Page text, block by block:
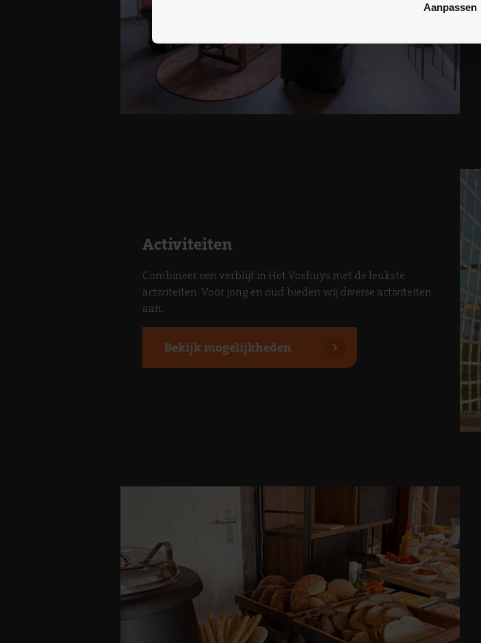
Aanpassen
Activiteiten
Combineer een verblijf in Het Voshuys met de leukste
activiteiten. Voor jong en oud bieden wij diverse activiteiten
aan.
Bekijk mogelijkheden